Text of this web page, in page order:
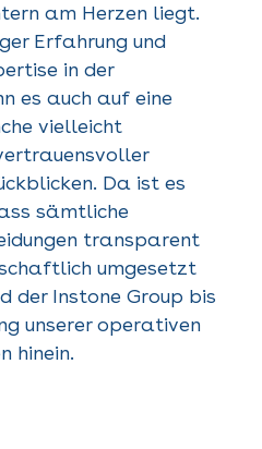
am Herzen liegt.
Erfahrung und
in der
es auch auf eine
vielleicht
Da ist es
sämtliche
transparent
umgesetzt
der Instone Group bis
unserer operativen
hinein.